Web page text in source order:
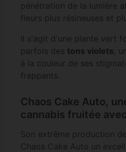
pénétration de la lumière
fleurs plus résineuses et
Il s'agit d'une plante vert
parfois des tons violets,
à la couleur de ses
frappants.
Chaos Cake Auto,
cannabis fruitée
Son extrême production
Chaos Cake Auto un